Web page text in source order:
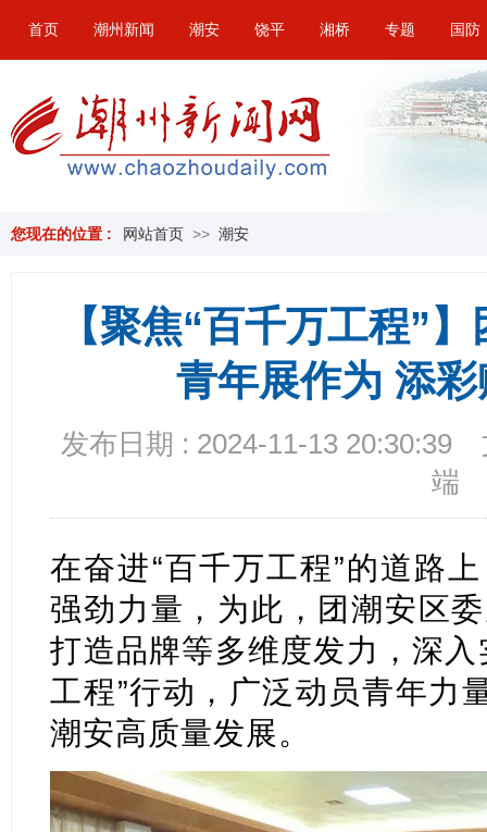
首页 潮州新闻 潮安 饶平 湘桥 专题 国防
您现在的位置 : 网站首页 >> 潮安
【聚焦“百千万工程”
青年展作为 添
发布日期 : 2024-11-13 20:30:39
端
在奋进“百千万工程”的道路
强劲力量，为此，团潮安区
打造品牌等多维度发力，深
工程”行动，广泛动员青年力
潮安高质量发展。